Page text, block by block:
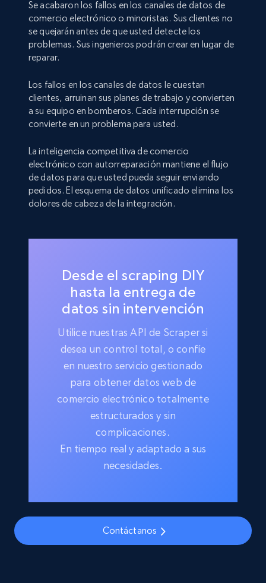
Se acabaron los fallos en los canales de datos de
comercio electrónico o minoristas. Sus clientes no
se quejarán antes de que usted detecte los
problemas. Sus ingenieros podrán crear en lugar de
reparar.
Los fallos en los canales de datos le cuestan
clientes, arruinan sus planes de trabajo y convierten
a su equipo en bomberos. Cada interrupción se
convierte en un problema para usted.
La inteligencia competitiva de comercio
electrónico con autorreparación mantiene el flujo
de datos para que usted pueda seguir enviando
pedidos. El esquema de datos unificado elimina los
dolores de cabeza de la integración.
Desde el scraping DIY
hasta la entrega de
datos sin intervención
Utilice nuestras API de Scraper si
desea un control total, o confíe
en nuestro servicio gestionado
para obtener datos web de
comercio electrónico totalmente
estructurados y sin
complicaciones.
En tiempo real y adaptado a sus
necesidades.
Contáctanos